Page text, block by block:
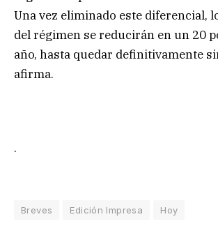
Una vez eliminado este diferencial,
del régimen se reducirán en un 20
año, hasta quedar definitivamente
afirma.
.
Breves Edición Impresa Hoy